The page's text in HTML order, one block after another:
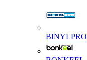
BINYLPRO